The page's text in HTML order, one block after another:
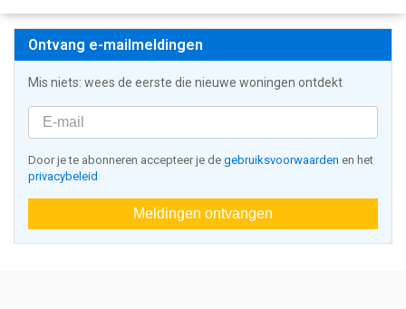
Ontvang e-mailmeldingen
Mis niets: wees de eerste die nieuwe woningen ontdekt
Door je te abonneren accepteer je de gebruiksvoorwaarden en het
privacybeleid
Meldingen ontvangen